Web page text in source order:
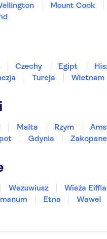
Mount Cook
Czechy Egipt
Turcja
Wietnam
Malta Rzym
Gdynia
Zakopane
Wezuwiusz Wieża Eiffla
Etna Wawel